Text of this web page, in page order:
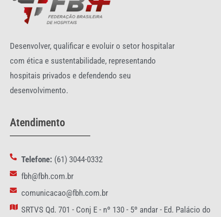
Desenvolver, qualificar e evoluir o setor hospitalar
com ética e sustentabilidade, representando
hospitais privados e defendendo seu
desenvolvimento.
Atendimento
Telefone: (61) 3044-0332
fbh@fbh.com.br
comunicacao@fbh.com.br
SRTVS Qd. 701 - Conj E - nº 130 - 5º andar - Ed. Palácio do